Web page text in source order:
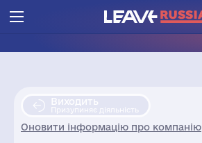
Виходить
Призупиняє діяльність
Оновити інформацію про компанію